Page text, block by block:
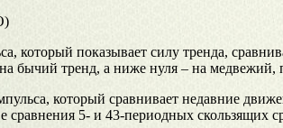
который показывает силу тренда,
бычий тренд, а ниже нуля – на медвежий,
который сравнивает недавние
сравнения 5- и 43-периодных скользящих